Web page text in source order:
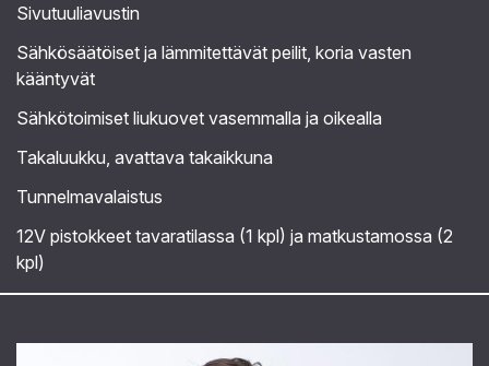
Sivutuuliavustin
Sähkösäätöiset ja lämmitettävät peilit, koria vasten
kääntyvät
Sähkötoimiset liukuovet vasemmalla ja oikealla
Takaluukku, avattava takaikkuna
Tunnelmavalaistus
12V pistokkeet tavaratilassa (1 kpl) ja matkustamossa (2
kpl)